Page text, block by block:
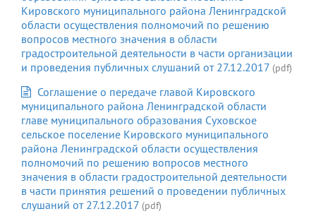
Кировского муниципального района Ленинградской
области осуществления полномочий по решению
вопросов местного значения в области
градостроительной деятельности в части организации
и проведения публичных слушаний от 27.12.2017 (pdf)
Соглашение о передаче главой Кировского
муниципального района Ленинградской области
главе муниципального образования Суховское
сельское поселение Кировского муниципального
района Ленинградской области осуществления
полномочий по решению вопросов местного
значения в области градостроительной деятельности
в части принятия решений о проведении публичных
слушаний от 27.12.2017 (pdf)